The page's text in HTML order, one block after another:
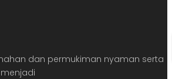
dan permukiman nyaman serta